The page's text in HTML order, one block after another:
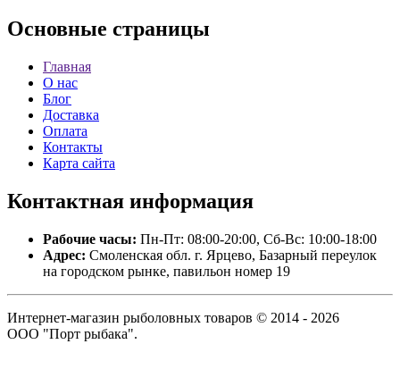
Основные страницы
Главная
О нас
Блог
Доставка
Оплата
Контакты
Карта сайта
Контактная информация
Рабочие часы: Пн-Пт: 08:00-20:00, Сб-Вс: 10:00-18:00
Адрес: Смоленская обл. г. Ярцево, Базарный переулок
на городском рынке, павильон номер 19
Интернет-магазин рыболовных товаров © 2014 - 2026
ООО "Порт рыбака".